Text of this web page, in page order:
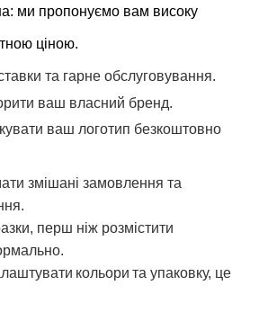
ми пропонуємо вам високу
ціною.
та гарне обслуговування.
ваш власний бренд.
ваш логотип безкоштовно
змішані замовлення та
перш ніж розмістити
кольори та упаковку, це